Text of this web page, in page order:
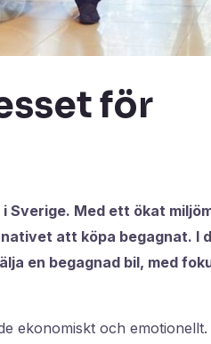
för
Med ett ökat
att köpa begagnat. I
en begagnad bil, med
ekonomiskt och